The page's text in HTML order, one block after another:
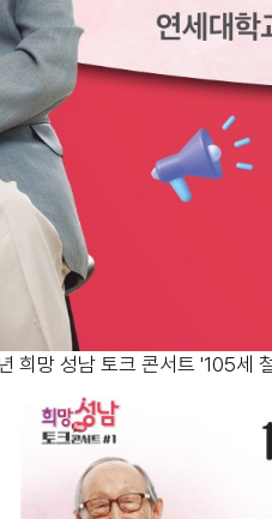
희망 성남 토크 콘서트 '105세